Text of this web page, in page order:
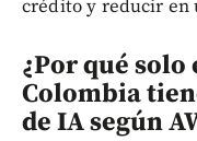
crédito y reducir en
¿Por qué solo
Colombia
de IA según